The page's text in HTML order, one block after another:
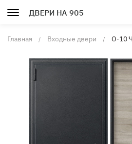
ДВЕРИ НА 905
Главная Входные двери
О-10